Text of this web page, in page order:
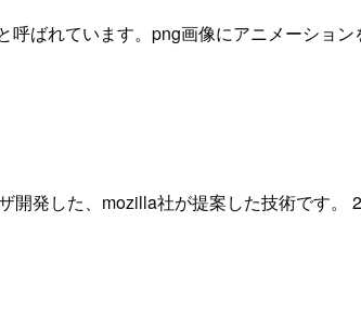
呼ばれています。png画像にアニメーショ
発した、mozilla社が提案した技術です